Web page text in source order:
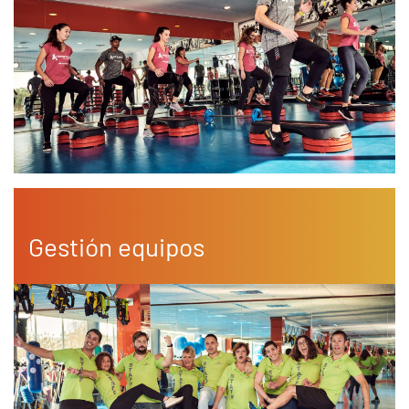
Gestión equipos